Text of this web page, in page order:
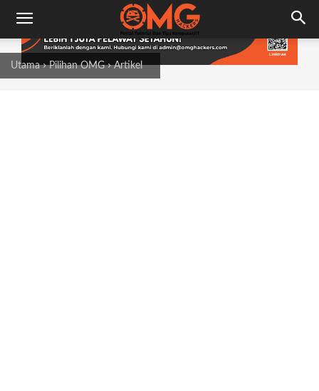
Utama Pilihan OMG Artikel